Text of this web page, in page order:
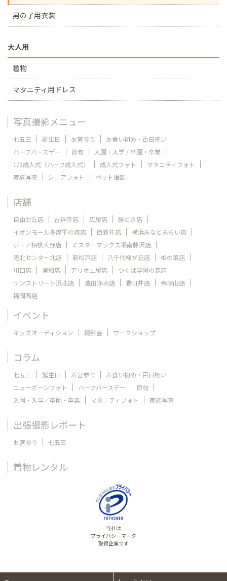
男の子用衣装
大人用
着物
マタニティ用ドレス
写真撮影メニュー
七五三 誕生日 お宮参り
お食い初め・百日祝い
ハーフバースデー
節句
入園・入学 / 卒園・卒業
1/2成人式（ハーフ成人式）
成人式フォト
マタニティフォト
家族写真
シニアフォト ペット撮影
店舗
自由が丘店 吉祥寺店 広尾店
勝どき店
イオンモール多摩平の森店
西新井店
横浜みなとみらい店
ボーノ相模大野店
ミスターマックス湘南藤沢店
港北センター北店
新松戸店 八千代緑が丘店
柏の葉店
川口店
浦和店 アリオ上尾店
つくば学園の森店
サンストリート浜北店
豊田浄水店 春日井店
帝塚山店
福岡西店
イベント
キッズオーディション 撮影会 ワークショップ
コラム
七五三 誕生日 お宮参り
お食い初め・百日祝い
ニューボーンフォト
ハーフバースデー
節句
入園・入学／卒園・卒業
マタニティフォト 家族写真
出張撮影レポート
お宮参り 七五三
着物レンタル
当社は
プライバシーマーク
取得企業です